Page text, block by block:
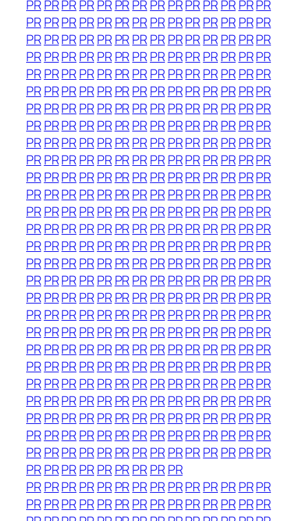
PRPRPRPRPR PRPRPRPRPRPRPR PRPR
PRPRPRPRPR PRPRPRPRPRPRPR PRPR
PRPRPRPRPR PRPRPRPRPRPRPR PRPR
PRPRPRPRPR PRPRPRPRPRPRPR PRPR
PRPRPRPRPR PRPRPRPRPRPRPR PRPR
PRPRPRPRPR PRPRPRPRPRPRPR PRPR
PRPRPRPRPR PRPRPRPRPRPRPR PRPR
PRPRPRPRPR PRPRPRPRPRPRPR PRPR
PRPRPRPRPR PRPRPRPRPRPRPR PRPR
PRPRPRPRPR PRPRPRPRPRPRPR PRPR
PRPRPRPRPR PRPRPRPRPRPRPR PRPR
PRPRPRPRPR PRPRPRPRPRPRPR PRPR
PRPRPRPRPR PRPRPRPRPRPRPR PRPR
PRPRPRPRPR PRPRPRPRPRPRPR PRPR
PRPRPRPRPR PRPRPRPRPRPRPR PRPR
PRPRPRPRPR PRPRPRPRPRPRPR PRPR
PRPRPRPRPR PRPRPRPRPRPRPR PRPR
PRPRPRPRPR PRPRPRPRPRPRPR PRPR
PRPRPRPRPR PRPRPRPRPRPRPR PRPR
PRPRPRPRPR PRPRPRPRPRPRPR PRPR
PRPRPRPRPR PRPRPRPRPRPRPR PRPR
PRPRPRPRPR PRPRPRPRPRPRPR PRPR
PRPRPRPRPR PRPRPRPRPRPRPR PRPR
PRPRPRPRPR PRPRPRPRPRPRPR PRPR
PRPRPRPRPR PRPRPRPRPRPRPR PRPR
PRPRPRPRPR PRPRPRPRPRPRPR PRPR
PRPRPRPRPR PRPRPRPRPRPRPR PRPR
PRPRPRPRPR PRPRPRPR
PRPRPRPRPR PRPRPRPRPRPRPR PRPR
PRPRPRPRPR PRPRPRPRPRPRPR PRPR